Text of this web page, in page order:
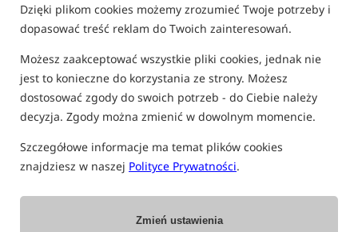
Dzięki plikom cookies możemy zrozumieć Twoje potrzeby i
dopasować treść reklam do Twoich zainteresowań.
Możesz zaakceptować wszystkie pliki cookies, jednak nie
jest to konieczne do korzystania ze strony. Możesz
dostosować zgody do swoich potrzeb - do Ciebie należy
decyzja. Zgody można zmienić w dowolnym momencie.
Szczegółowe informacje ma temat plików cookies
znajdziesz w naszej Polityce Prywatności.
Zmień ustawienia
(część opcji mogła zostać ukryta przez wybrany sposób filtrowania)
Opcja Cena PLN